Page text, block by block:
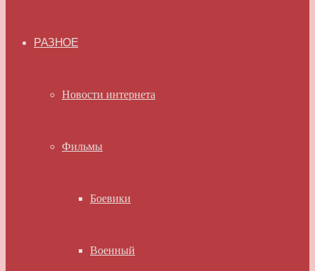
РАЗНОЕ
Новости интернета
Фильмы
Боевики
Военный